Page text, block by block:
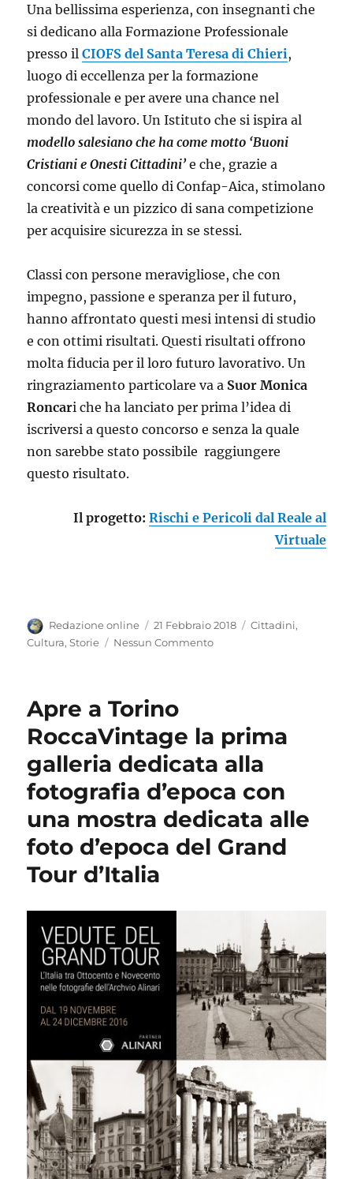
Una bellissima esperienza, con insegnanti che
si dedicano alla Formazione Professionale
presso ilCIOFS del Santa Teresa di Chieri,
luogo di eccellenza per la formazione
professionale e per avere una chance nel
mondo del lavoro. Un Istituto che si ispira al
modello salesiano che ha come motto ‘Buoni
Cristiani e Onesti Cittadini’ e che, grazie a
concorsi come quello di Confap-Aica, stimolano
la creatività e un pizzico di sana competizione
per acquisire sicurezza in se stessi.
Classi con persone meravigliose, che con
impegno, passione e speranza per il futuro,
hanno affrontato questi mesi intensi di studio
e con ottimi risultati. Questi risultati offrono
molta fiducia per il loro futuro lavorativo. Un
ringraziamento particolare va a Suor Monica
Roncari che ha lanciato per prima l’idea di
iscriversi a questo concorso e senza la quale
non sarebbe stato possibile raggiungere
questo risultato.
Il progetto: Rischi e Pericoli dal Reale al
Virtuale
Autore
Redazione online
Pubblicato
il
21 Febbraio 2018 Categorie
Cittadini,
Cultura,Storie Nessun Commento
Apre a Torino
RoccaVintage la prima
galleria dedicata alla
fotografia d’epoca con
una mostra dedicata alle
foto d’epoca del Grand
Tour d’Italia